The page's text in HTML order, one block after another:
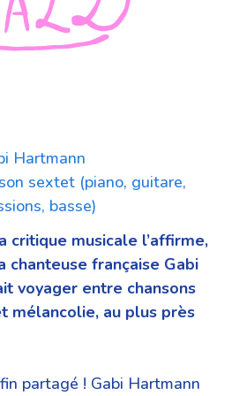
Hartmann
sextet (piano, guitare,
basse)
critique musicale l’affirme,
chanteuse française Gabi
voyager entre chansons
mélancolie, au plus près
partagé ! Gabi Hartmann